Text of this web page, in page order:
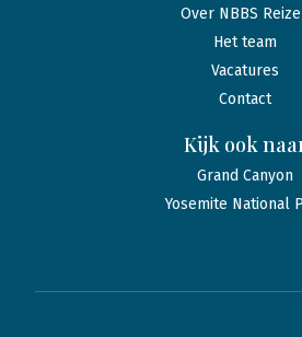
Over NBBS
Het team
Vacatures
Contact
Kijk ook
Grand Canyon
Yosemite National